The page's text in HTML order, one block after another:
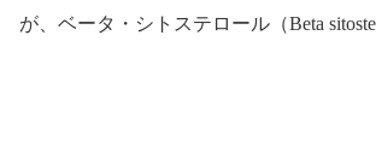
が、ベータ・シトステロール（Beta